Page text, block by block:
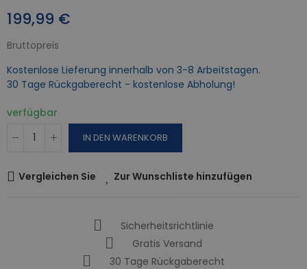
199,99 €
Bruttopreis
Kostenlose Lieferung innerhalb von 3-8 Arbeitstagen.
30 Tage Rückgaberecht - kostenlose Abholung!
verfügbar
IN DEN WARENKORB
Vergleichen Sie Zur Wunschliste hinzufügen
Sicherheitsrichtlinie
Gratis Versand
30 Tage Rückgaberecht